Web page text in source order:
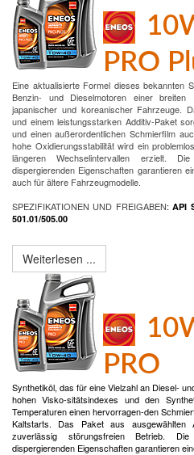
PRO
Eine aktualisierte Formel dieses bekannten
Benzin- und Dieselmotoren einer breiten
japanischer und koreanischer Fahrzeuge.
und einem leistungsstarken Additiv-Paket
und einen außerordentlichen Schmierfilm
hohe Oxidierungsstabilität wird ein
längeren Wechselintervallen erzielt.
dispergierenden Eigenschaften garantieren
auch für ältere Fahrzeugmodelle.
SPEZIFIKATIONEN UND FREIGABEN:API
501.01/505.00
Weiterlesen ...
PRO
Synthetiköl, das für eine Vielzahl an Diesel-
hohen Visko-sitätsindexes und den
Temperaturen einen hervorragen-den
Kaltstarts. Das Paket aus
zuverlässig störungsfreien Betrieb.
dispergierenden Eigenschaften garantieren